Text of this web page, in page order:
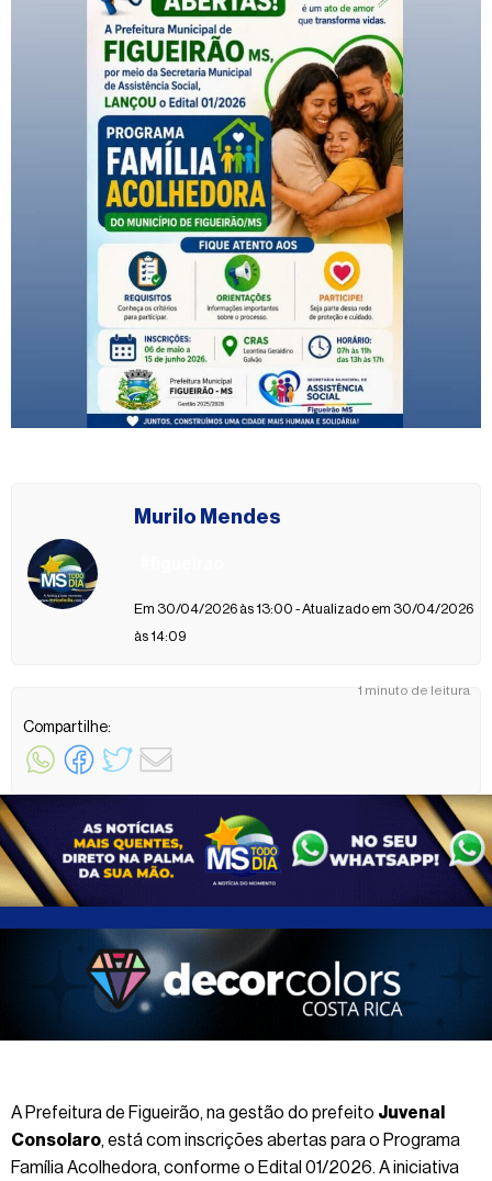
1 minuto de leitura
Murilo Mendes
Em 30/04/2026 às 13:00 - Atualizado em 30/04/2026
às 14:09
Compartilhe:
A Prefeitura de Figueirão, na gestão do prefeito Juvenal
Consolaro, está com inscrições abertas para o Programa
Família Acolhedora, conforme o Edital 01/2026. A iniciativa